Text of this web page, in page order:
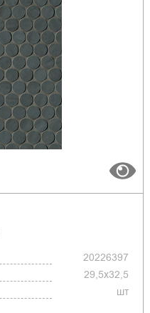
20226397
29,5x32,5
шт